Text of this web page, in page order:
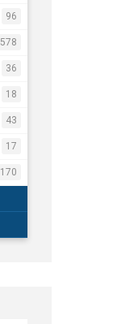
96
578
36
18
43
17
170